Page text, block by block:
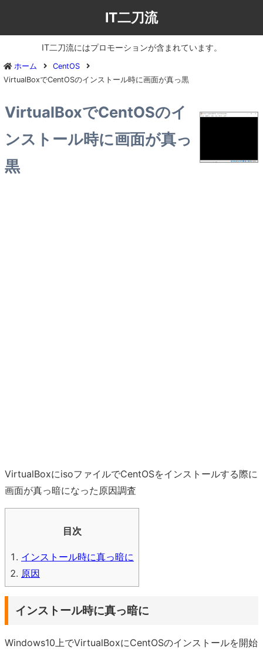
IT二刀流
IT二刀流にはプロモーションが含まれています。
ホーム
CentOS
VirtualBoxでCentOSのインストール時に画面が真っ黒
VirtualBoxでCentOSのイ
ンストール時に画面が真っ
黒
VirtualBoxにisoファイルでCentOSをインストールする際に
画面が真っ暗になった原因調査
目次
インストール時に真っ暗に
原因
インストール時に真っ暗に
Windows10上でVirtualBoxにCentOSのインストールを開始